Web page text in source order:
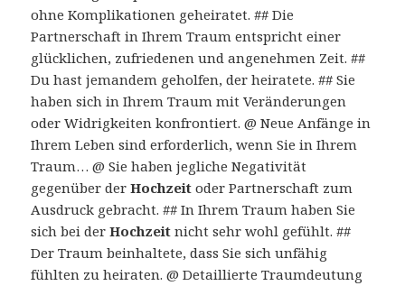
ohne Komplikationen geheiratet. ## Die
Partnerschaft in Ihrem Traum entspricht einer
glücklichen, zufriedenen und angenehmen Zeit. ##
Du hast jemandem geholfen, der heiratete. ## Sie
haben sich in Ihrem Traum mit Veränderungen
oder Widrigkeiten konfrontiert. @ Neue Anfänge in
Ihrem Leben sind erforderlich, wenn Sie in Ihrem
Traum… @ Sie haben jegliche Negativität
gegenüber derHochzeit oder Partnerschaft zum
Ausdruck gebracht. ## In Ihrem Traum haben Sie
sich bei derHochzeit nicht sehr wohl gefühlt. ##
Der Traum beinhaltete, dass Sie sich unfähig
fühlten zu heiraten. @ Detaillierte Traumdeutung